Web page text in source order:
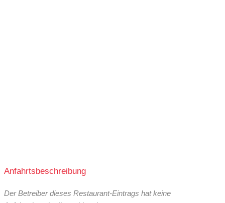
Anfahrtsbeschreibung
Der Betreiber dieses Restaurant-Eintrags hat keine